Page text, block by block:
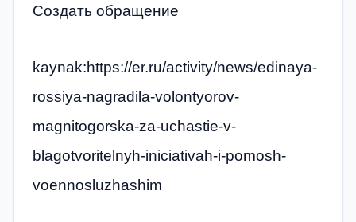
Создать обращение
kaynak:https://er.ru/activity/news/edinaya-
rossiya-nagradila-volontyorov-
magnitogorska-za-uchastie-v-
blagotvoritelnyh-iniciativah-i-pomosh-
voennosluzhashim